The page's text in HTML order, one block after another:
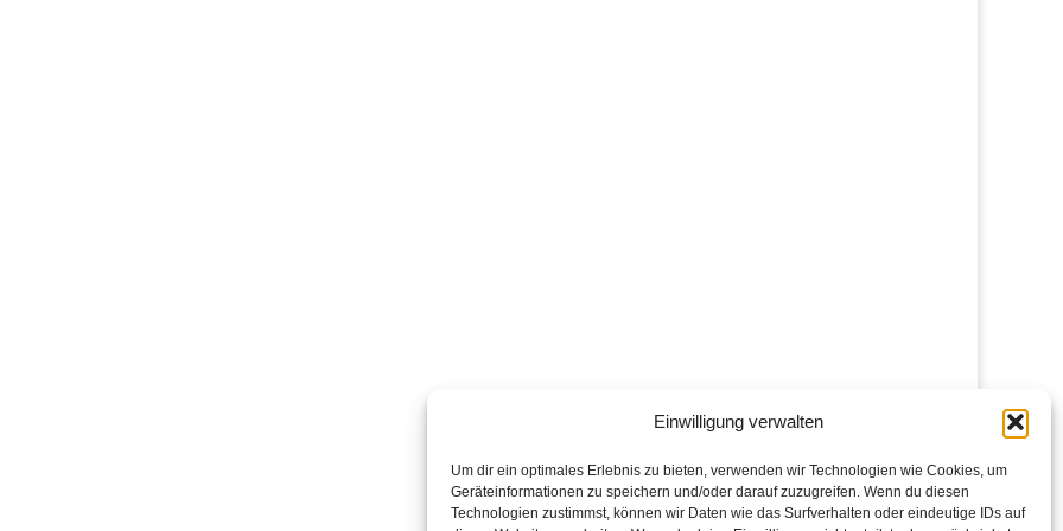
Einwilligung verwalten
Um dir ein optimales Erlebnis zu bieten, verwenden wir Technologien wie Cookies, um
Geräteinformationen zu speichern und/oder darauf zuzugreifen. Wenn du diesen
Technologien zustimmst, können wir Daten wie das Surfverhalten oder eindeutige IDs auf